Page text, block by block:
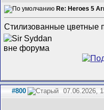
Re: Heroes 5
Стилизованные цветные
#800 07.06.2026,